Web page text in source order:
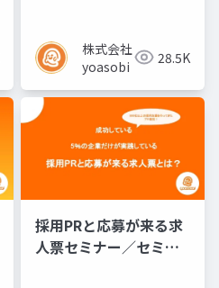
株式会社
yoasobi
28.5K
採用PRと応募が来る求
人票セミナー／セミナ